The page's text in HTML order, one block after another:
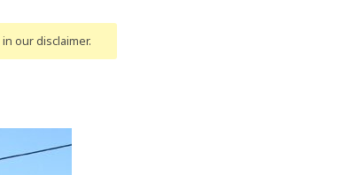
in our disclaimer.